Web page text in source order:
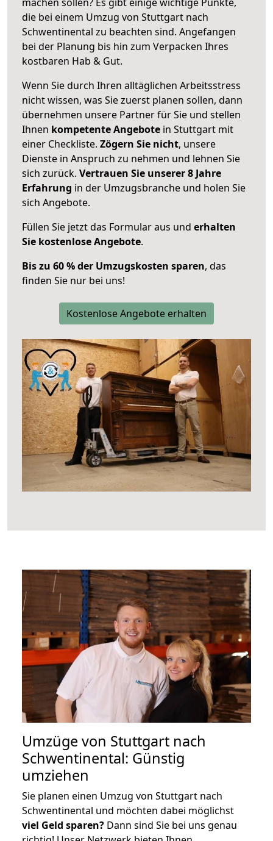
die bei einem Umzug von Stuttgart nach
Schwentinental zu beachten sind. Angefangen
bei der Planung bis hin zum Verpacken Ihres
kostbaren Hab & Gut.
Wenn Sie durch Ihren alltäglichen Arbeitsstress
nicht wissen, was Sie zuerst planen sollen, dann
übernehmen unsere Partner für Sie und stellen
Ihnen kompetente Angebote in Stuttgart mit
einer Checkliste. Zögern Sie nicht, unsere
Dienste in Anspruch zu nehmen und lehnen Sie
sich zurück. Vertrauen Sie unserer 8 Jahre
Erfahrung in der Umzugsbranche und holen Sie
sich Angebote.
Füllen Sie jetzt das Formular aus und erhalten
Sie kostenlose Angebote.
Bis zu 60 % der Umzugskosten sparen, das
finden Sie nur bei uns!
Kostenlose Angebote erhalten
Umzüge von Stuttgart nach
Schwentinental: Günstig
umziehen
Sie planen einen Umzug von Stuttgart nach
Schwentinental und möchten dabei möglichst
viel Geld sparen? Dann sind Sie bei uns genau